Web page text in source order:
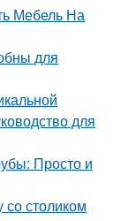
Мебель На
для
для
Просто и
со столиком